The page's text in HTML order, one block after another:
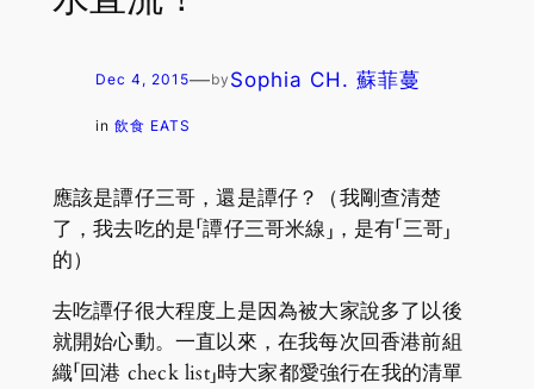
Dec 4, 2015—by Sophia CH. 蘇菲蔓
in 飲食 EATS
應該是譚仔三哥，還是譚仔？（我剛查清楚
了，我去吃的是「譚仔三哥米線」，是有「三哥」
的）
去吃譚仔很大程度上是因為被大家說多了以後
就開始心動。一直以來，在我每次回香港前組
織「回港 check list」時大家都愛強行在我的清單